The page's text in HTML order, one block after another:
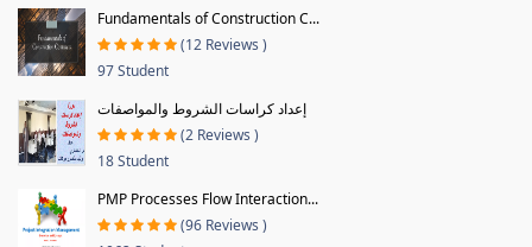
Fundamentals of Construction C...
(12 Reviews )
97 Student
إعداد كراسات الشروط والمواصفات
(2 Reviews )
18 Student
PMP Processes Flow Interaction...
(96 Reviews )